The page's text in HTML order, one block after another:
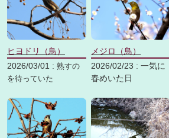
ヒヨドリ（鳥）
2026/03/01 : 熟すの
を待っていた
メジロ（鳥）
2026/02/23 :一気に
春めいた日